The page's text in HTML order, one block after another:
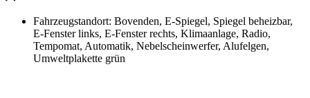
Fahrzeugstandort: Bovenden, E-Spiegel, Spiegel beheizbar,
E-Fenster links, E-Fenster rechts, Klimaanlage, Radio,
Tempomat, Automatik, Nebelscheinwerfer, Alufelgen,
Umweltplakette grün